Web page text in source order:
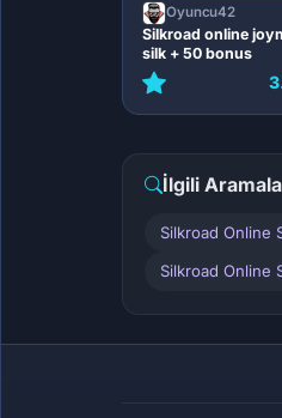
Oyuncu42
Silkroad online
silk + 50 bonus
İlgili
Silkroad Online
Silkroad Online